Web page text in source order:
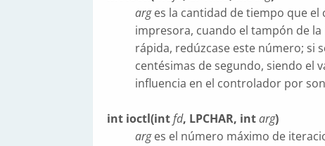
arges la cantidad de tiempo que
impresora, cuando el tampón de
rápida, redúzcase este número; si
centésimas de segundo, siendo el
influencia en el controlador por
int ioctl(intfd, LPCHAR, intarg)
arges el número máximo de